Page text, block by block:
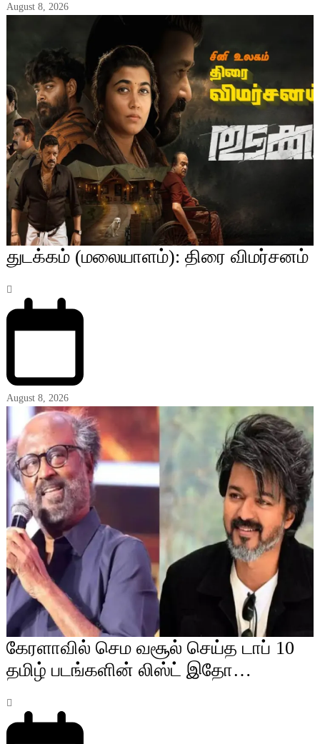
August 8, 2026
துடக்கம் (மலையாளம்): திரை விமர்சனம்
August 8, 2026
கேரளாவில் செம வசூல் செய்த டாப் 10
தமிழ் படங்களின் லிஸ்ட் இதோ…